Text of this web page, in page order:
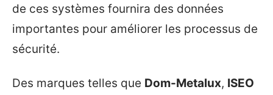
de ces systèmes fournira des données
importantes pour améliorer les processus de
sécurité.
Des marques telles que Dom-Metalux, ISEO